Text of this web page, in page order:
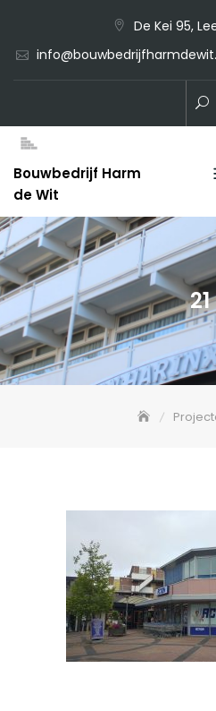
content
De Kei 95,
Bouwbedrijf Harm
de Wit
21